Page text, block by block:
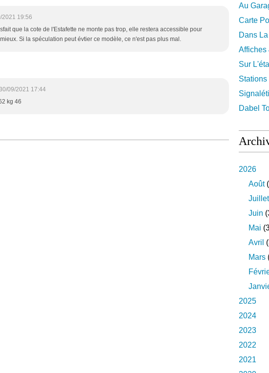
2021 19:56
que la cote de l'Estafette ne monte pas trop, elle restera accessible pour
Si la spéculation peut évtier ce modèle, ce n'est pas plus mal.
09/2021 17:44
kg 46
Au
Carte
Dans
Affiches
Sur
Dabel
2026
Août
Juillet
Juin
Mai
Avril
Mars
2025
2024
2023
2022
2021